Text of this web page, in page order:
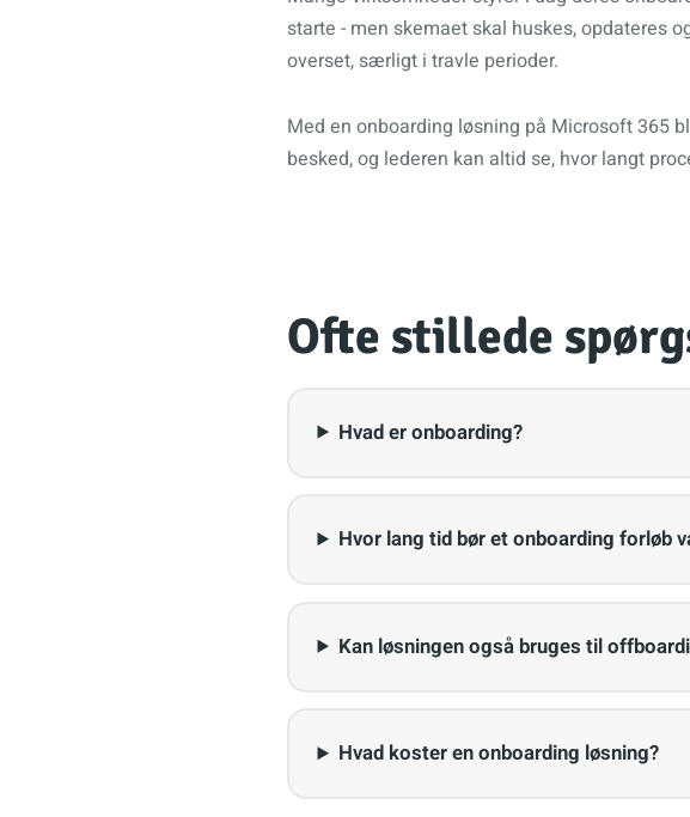
starte - men skemaet skal huskes, opdateres
overset, særligt i travle perioder.
Med en onboarding løsning på Microsoft 365
besked, og lederen kan altid se, hvor langt
Ofte stillede
Hvad er onboarding?
Hvor lang tid bør et onboarding forløb
Kan løsningen også bruges til
Hvad koster en onboarding løsning?